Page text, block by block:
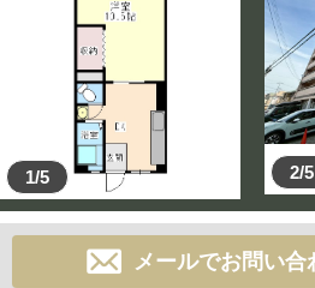
1/5 2/5
メールでお問い合